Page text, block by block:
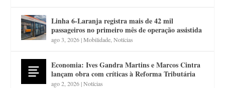
Linha 6-Laranja registra mais de 42 mil
passageiros no primeiro mês de operação assistida
ago 3, 2026|Mobilidade ,Notícias
Economia: Ives Gandra Martins e Marcos Cintra
lançam obra com críticas à Reforma Tributária
ago 2, 2026|Notícias